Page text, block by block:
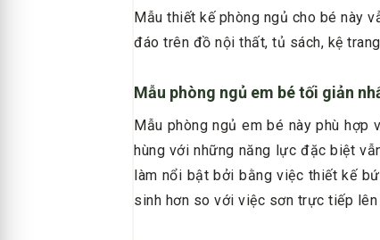
Mẫu thiết kế phòng ngủ cho bé này
đáo trên đồ nội thất, tủ sách, kệ
Mẫu phòng ngủ em bé tối giản
Mẫu phòng ngủ em bé này phù hợp
hùng với những năng lực đặc biệt
làm nổi bật bởi bằng việc thiết kế
sinh hơn so với việc sơn trực tiếp